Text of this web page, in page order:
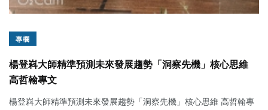
專欄
楊登嵙大師精準預測未來發展趨勢「洞察先機」核心思維
高哲翰專文
楊登嵙大師精準預測未來發展趨勢「洞察先機」核心思維 高哲翰專